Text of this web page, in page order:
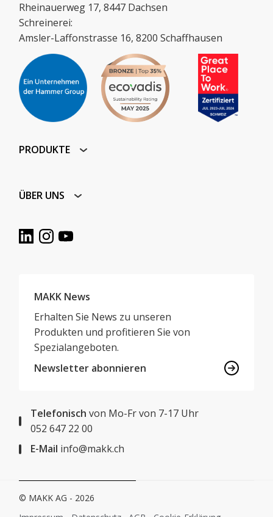
Rheinauerweg 17, 8447 Dachsen
Schreinerei:
Amsler-Laffonstrasse 16, 8200 Schaffhausen
PRODUKTE
ÜBER UNS
MAKK News
Erhalten Sie News zu unseren
Produkten und profitieren Sie von
Spezialangeboten.
Newsletter abonnieren
Telefonisch von Mo-Fr von 7-17 Uhr
052 647 22 00
E-Mail info@makk.ch
© MAKK AG - 2026